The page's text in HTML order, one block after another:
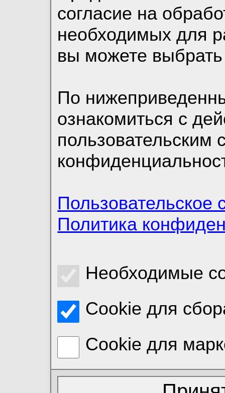
согласие на
необходимых для
вы можете
По
ознакомиться с
пользовательским
Пользовательское
Политика
Необходимые
Cookie для
Cookie для